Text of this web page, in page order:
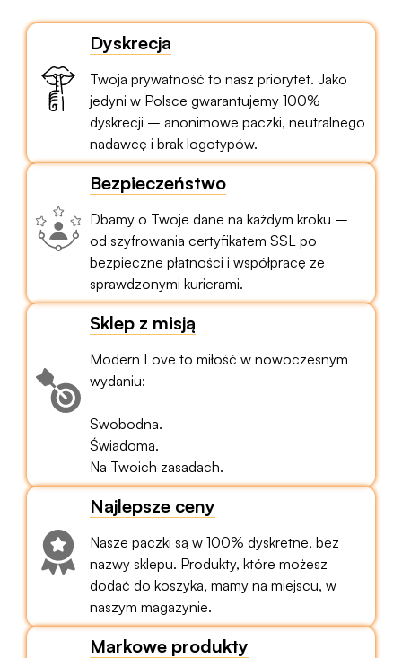
Dyskrecja
Twoja prywatność to nasz priorytet. Jako
jedyni w Polsce gwarantujemy 100%
dyskrecji – anonimowe paczki, neutralnego
nadawcę i brak logotypów.
Bezpieczeństwo
Dbamy o Twoje dane na każdym kroku –
od szyfrowania certyfikatem SSL po
bezpieczne płatności i współpracę ze
sprawdzonymi kurierami.
Sklep z misją
Modern Love to miłość w nowoczesnym
wydaniu:
Swobodna.
Świadoma.
Na Twoich zasadach.
Najlepsze ceny
Nasze paczki są w 100% dyskretne, bez
nazwy sklepu. Produkty, które możesz
dodać do koszyka, mamy na miejscu, w
naszym magazynie.
Markowe produkty